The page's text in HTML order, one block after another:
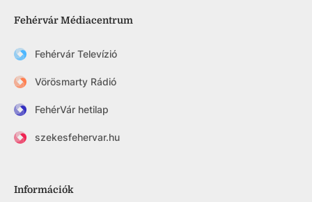
Fehérvár Médiacentrum
Fehérvár Televízió
Vörösmarty Rádió
FehérVár hetilap
szekesfehervar.hu
Információk